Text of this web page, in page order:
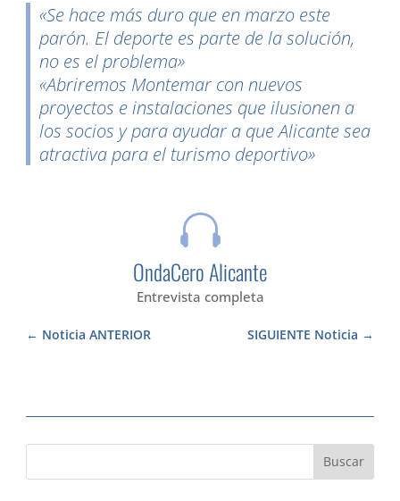
«Se hace más duro que en marzo este
parón. El deporte es parte de la solución,
no es el problema»
«Abriremos Montemar con nuevos
proyectos e instalaciones que ilusionen a
los socios y para ayudar a que Alicante sea
atractiva para el turismo deportivo»

OndaCero Alicante
Entrevista completa
SIGUIENTE Noticia
Noticia ANTERIOR